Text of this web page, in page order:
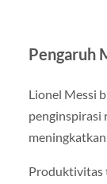
Pengaruh
Lionel Messi
penginspirasi
Produktivitas